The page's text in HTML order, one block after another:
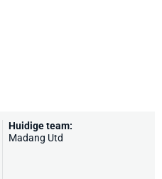
Huidige team:
Madang Utd